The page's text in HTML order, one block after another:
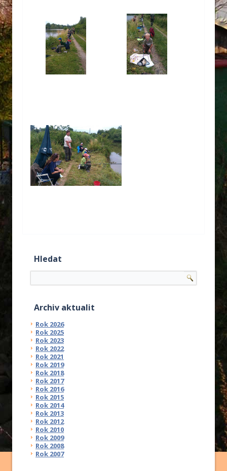
Hledat
Archiv aktualit
Rok 2026
Rok 2025
Rok 2023
Rok 2022
Rok 2021
Rok 2019
Rok 2018
Rok 2017
Rok 2016
Rok 2015
Rok 2014
Rok 2013
Rok 2012
Rok 2010
Rok 2009
Rok 2008
Rok 2007